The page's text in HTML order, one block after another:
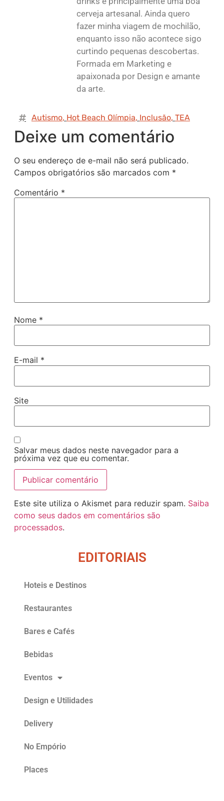
cerveja artesanal. Ainda quero
fazer minha viagem de mochilão,
enquanto isso não acontece sigo
curtindo pequenas descobertas.
Formada em Marketing e
apaixonada por Design e amante
da arte.
Autismo, Hot Beach Olímpia, Inclusão, TEA
Deixe um comentário
O seu endereço de e-mail não será publicado.
Campos obrigatórios são marcados com *
Comentário *
Nome *
E-mail *
Site
Salvar meus dados neste navegador para a
próxima vez que eu comentar.
Este site utiliza o Akismet para reduzir spam. Saiba
como seus dados em comentários são
processados.
EDITORIAIS
Hoteis e Destinos
Restaurantes
Bares e Cafés
Bebidas
Eventos
Design e Utilidades
Delivery
No Empório
Places